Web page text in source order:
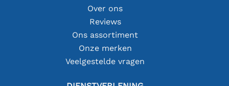
Over ons
Reviews
Ons assortiment
Onze merken
Veelgestelde vragen